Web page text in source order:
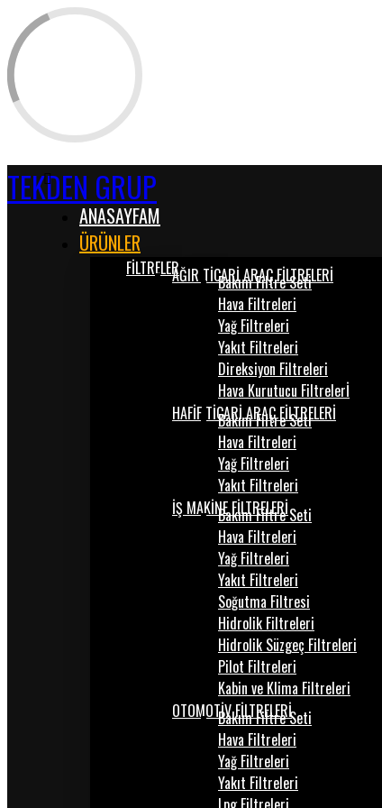
TEKDEN GRUP
ANASAYFAM
ÜRÜNLER
FİLTRELERAĞIR TİCARİ ARAÇ FİLTRELERİ
Bakım Filtre Seti
Hava Filtreleri
Yağ Filtreleri
Yakıt Filtreleri
Direksiyon Filtreleri
Hava Kurutucu Filtrelerİ
HAFİF TİCARİ ARAÇ FİLTRELERİ
Bakım Filtre Seti
Hava Filtreleri
Yağ Filtreleri
Yakıt Filtreleri
İŞ MAKİNE FİLTRELERİ
Bakım Filtre Seti
Hava Filtreleri
Yağ Filtreleri
Yakıt Filtreleri
Soğutma Filtresi
Hidrolik Filtreleri
Hidrolik Süzgeç Filtreleri
Pilot Filtreleri
Kabin ve Klima Filtreleri
OTOMOTİV FİLTRELERİ
Bakım Filtre Seti
Hava Filtreleri
Yağ Filtreleri
Yakıt Filtreleri